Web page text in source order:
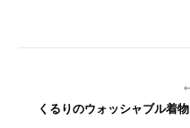
くるりのウォッシャブル着